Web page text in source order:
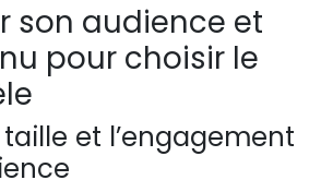
son audience et
pour choisir le
et l’engagement